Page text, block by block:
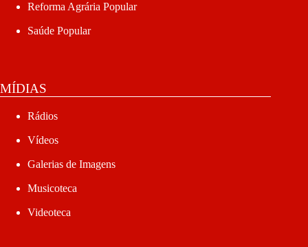
Reforma Agrária Popular
Saúde Popular
MÍDIAS
Rádios
Vídeos
Galerias de Imagens
Musicoteca
Videoteca